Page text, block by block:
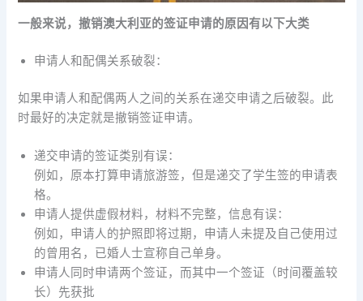
一般来说，撤销澳大利亚的签证申请的原因有以下大类
申请人和配偶关系破裂：
如果申请人和配偶两人之间的关系在递交申请之后破裂。此
时最好的决定就是撤销签证申请。
递交申请的签证类别有误：
例如，原本打算申请旅游签，但是递交了学生签的申请表
格。
申请人提供虚假材料，材料不完整，信息有误：
例如，申请人的护照即将过期，申请人未提及自己使用过
的曾用名，已婚人士宣称自己单身。
申请人同时申请两个签证，而其中一个签证（时间覆盖较
长）先获批